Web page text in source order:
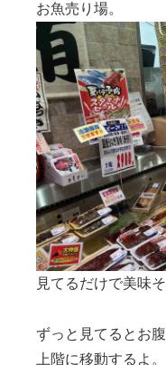
お魚売り場。
見てるだけで美味そ
ずっと見てるとお
上階に移動するよ。